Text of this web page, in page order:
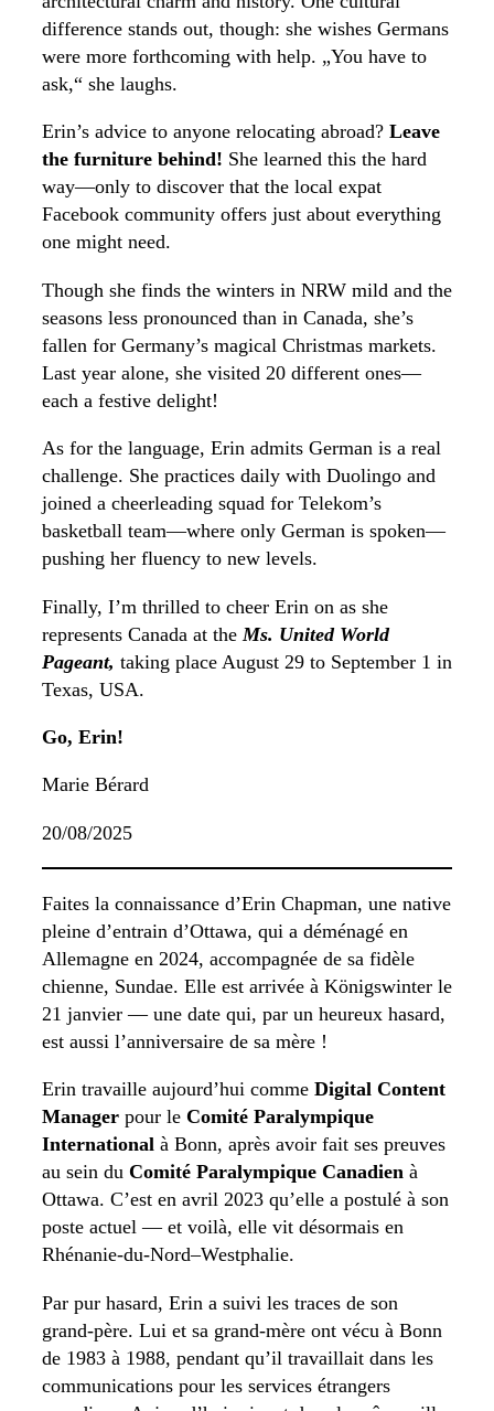
difference stands out, though: she wishes Germans
were more forthcoming with help. „You have to
ask,“ she laughs.
Erin’s advice to anyone relocating abroad? Leave
the furniture behind! She learned this the hard
way—only to discover that the local expat
Facebook community offers just about everything
one might need.
Though she finds the winters in NRW mild and the
seasons less pronounced than in Canada, she’s
fallen for Germany’s magical Christmas markets.
Last year alone, she visited 20 different ones—
each a festive delight!
As for the language, Erin admits German is a real
challenge. She practices daily with Duolingo and
joined a cheerleading squad for Telekom’s
basketball team—where only German is spoken—
pushing her fluency to new levels.
Finally, I’m thrilled to cheer Erin on as she
represents Canada at the Ms. United World
Pageant, taking place August 29 to September 1 in
Texas, USA.
Go, Erin!
Marie Bérard
20/08/2025
Faites la connaissance d’Erin Chapman, une native
pleine d’entrain d’Ottawa, qui a déménagé en
Allemagne en 2024, accompagnée de sa fidèle
chienne, Sundae. Elle est arrivée à Königswinter le
21 janvier — une date qui, par un heureux hasard,
est aussi l’anniversaire de sa mère !
Erin travaille aujourd’hui comme Digital Content
Manager pour le Comité Paralympique
International à Bonn, après avoir fait ses preuves
au sein du Comité Paralympique Canadien à
Ottawa. C’est en avril 2023 qu’elle a postulé à son
poste actuel — et voilà, elle vit désormais en
Rhénanie-du-Nord–Westphalie.
Par pur hasard, Erin a suivi les traces de son
grand-père. Lui et sa grand-mère ont vécu à Bonn
de 1983 à 1988, pendant qu’il travaillait dans les
communications pour les services étrangers